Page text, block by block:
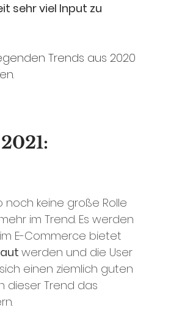
sehr viel Input zu
Trends aus 2020
noch keine große Rolle
im Trend. Es werden
E-Commerce bietet
werden und die User
einen ziemlich guten
dieser Trend das